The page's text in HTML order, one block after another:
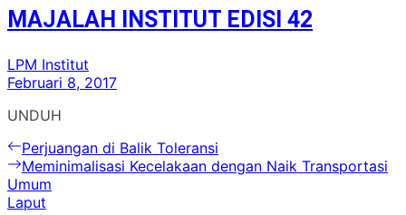
MAJALAH INSTITUT EDISI 42
LPM Institut
Februari 8, 2017
UNDUH
Navigasi
pos
Previous
post:
Perjuangan di Balik Toleransi
Next
post:
Meminimalisasi Kecelakaan dengan Naik Transportasi
Umum
Laput